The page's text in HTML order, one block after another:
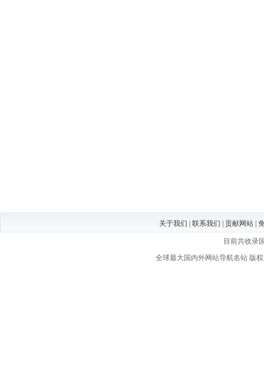
关于我们 联系我们 贡献网站
目前共收录
全球最大国内外网站导航名站版权